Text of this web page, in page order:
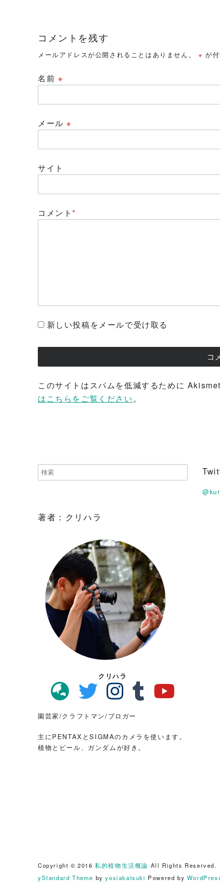
コメントを残す
メールアドレスが公開されることはありません。 ※ が
名前 ※
メール※
サイト
コメント*
新しい投稿をメールで受け取る
このサイトはスパムを低減するために
はこちらをご覧ください。
著者：クリハラ
クリハラ
園芸家/クラフトマン/ブロガー
主にPENTAXとSIGMAのカメラを使います。
植物とビール、ガンダムが好き。
Copyright © 2016私的植物生活概論 All Rights Reserved.
yStandard Theme byyosiakatsuki Powered by